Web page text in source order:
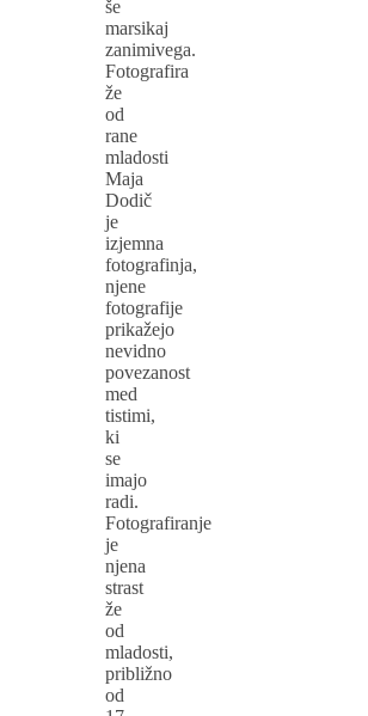
še
marsikaj
zanimivega.
Fotografira
že
od
rane
mladosti
Maja
Dodič
je
izjemna
fotografinja,
njene
fotografije
prikažejo
nevidno
povezanost
med
tistimi,
ki
se
imajo
radi.
Fotografiranje
je
njena
strast
že
od
mladosti,
približno
od